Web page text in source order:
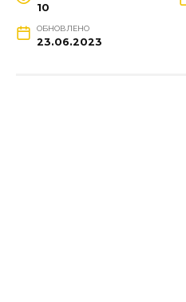
10
ОБНОВЛЕНО
23.06.2023